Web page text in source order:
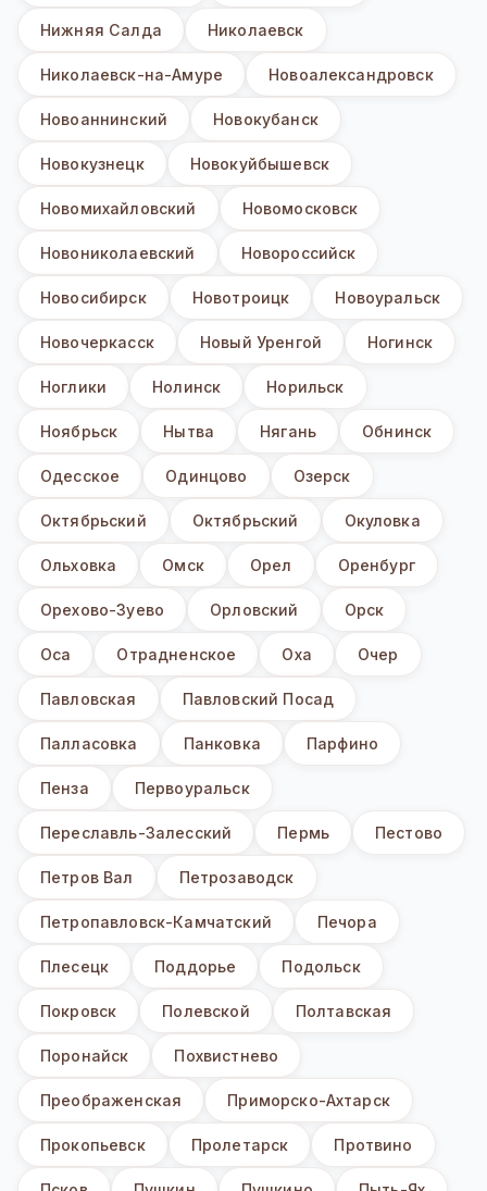
Нижняя Салда Николаевск
Николаевск-на-Амуре Новоалександровск
Новоаннинский Новокубанск
Новокузнецк Новокуйбышевск
Новомихайловский Новомосковск
Новониколаевский Новороссийск
Новосибирск Новотроицк Новоуральск
Новочеркасск Новый Уренгой Ногинск
Ноглики Нолинск Норильск
Ноябрьск Нытва Нягань Обнинск
Одесское Одинцово Озерск
Октябрьский Октябрьский Окуловка
Ольховка Омск Орел Оренбург
Орехово-Зуево Орловский Орск
Оса Отрадненское Оха Очер
Павловская Павловский Посад
Палласовка Панковка Парфино
Пенза Первоуральск
Переславль-Залесский Пермь Пестово
Петров Вал Петрозаводск
Петропавловск-Камчатский Печора
Плесецк Поддорье Подольск
Покровск Полевской Полтавская
Поронайск Похвистнево
Преображенская Приморско-Ахтарск
Прокопьевск Пролетарск Протвино